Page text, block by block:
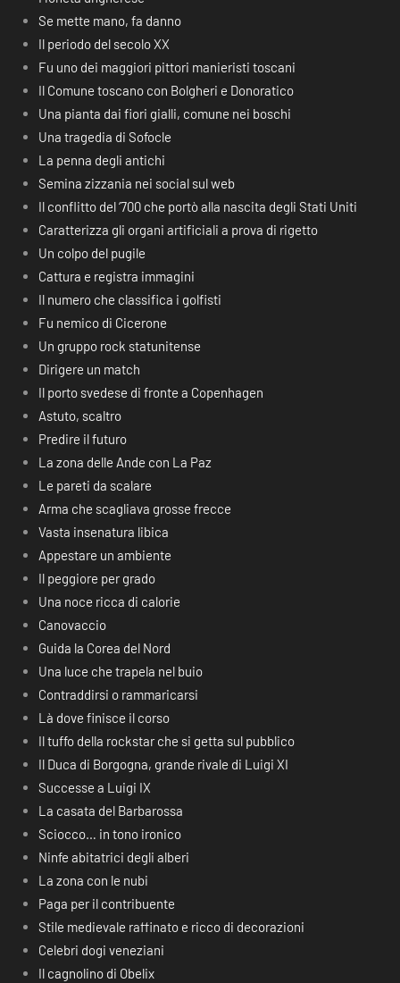
Se mette mano, fa danno
Il periodo del secolo XX
Fu uno dei maggiori pittori manieristi toscani
Il Comune toscano con Bolgheri e Donoratico
Una pianta dai fiori gialli, comune nei boschi
Una tragedia di Sofocle
La penna degli antichi
Semina zizzania nei social sul web
Il conflitto del ‘700 che portò alla nascita degli Stati Uniti
Caratterizza gli organi artificiali a prova di rigetto
Un colpo del pugile
Cattura e registra immagini
Il numero che classifica i golfisti
Fu nemico di Cicerone
Un gruppo rock statunitense
Dirigere un match
Il porto svedese di fronte a Copenhagen
Astuto, scaltro
Predire il futuro
La zona delle Ande con La Paz
Le pareti da scalare
Arma che scagliava grosse frecce
Vasta insenatura libica
Appestare un ambiente
Il peggiore per grado
Una noce ricca di calorie
Canovaccio
Guida la Corea del Nord
Una luce che trapela nel buio
Contraddirsi o rammaricarsi
Là dove finisce il corso
Il tuffo della rockstar che si getta sul pubblico
Il Duca di Borgogna, grande rivale di Luigi XI
Successe a Luigi IX
La casata del Barbarossa
Sciocco… in tono ironico
Ninfe abitatrici degli alberi
La zona con le nubi
Paga per il contribuente
Stile medievale raffinato e ricco di decorazioni
Celebri dogi veneziani
Il cagnolino di Obelix